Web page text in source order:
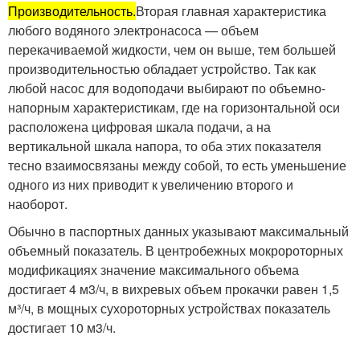
Производительность.Вторая главная характеристика
любого водяного электронасоса — объем
перекачиваемой жидкости, чем он выше, тем большей
производительностью обладает устройство. Так как
любой насос для водоподачи выбирают по объемно-
напорным характеристикам, где на горизонтальной оси
расположена цифровая шкала подачи, а на
вертикальной шкала напора, то оба этих показателя
тесно взаимосвязаны между собой, то есть уменьшение
одного из них приводит к увеличению второго и
наоборот.
Обычно в паспортных данных указывают максимальный
объемный показатель. В центробежных мокророторных
модификациях значение максимального объема
достигает 4 м3/ч, в вихревых объем прокачки равен 1,5
м³/ч, в мощных сухороторных устройствах показатель
достигает 10 м3/ч.